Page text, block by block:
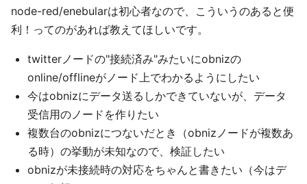
node-red/enebularは初心者なので、こういうのあると便
利！ってのがあれば教えてほしいです。
twitterノードの"接続済み"みたいにobnizの
online/offlineがノード上でわかるようにしたい
今はobnizにデータ送るしかできていないが、データ
受信用のノードを作りたい
複数台のobnizにつないだとき（obnizノードが複数あ
る時）の挙動が未知なので、検証したい
obnizが未接続時の対応をちゃんと書きたい（今はデ